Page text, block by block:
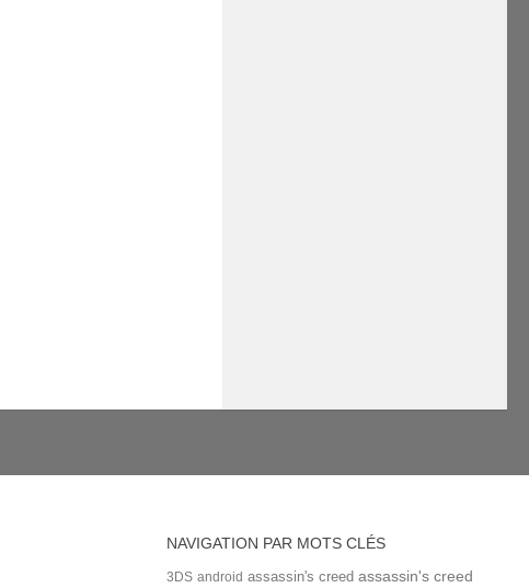
NAVIGATION PAR MOTS CLÉS
3DS android assassin's creed assassin's creed